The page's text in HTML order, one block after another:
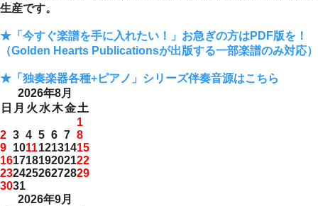
生産です。
★「今すぐ楽譜を手に入れたい！」お急ぎの方はPDF版を！
（Golden Hearts Publicationsが出版する一部楽譜のみ対応）
★「独奏楽器各種+ピアノ」シリーズ伴奏音源はこちら
2026年8月
日 月 火 水木金土
1
2 3 4 5 6 7 8
9 101112131415
16171819202122
23242526272829
3031
2026年9月